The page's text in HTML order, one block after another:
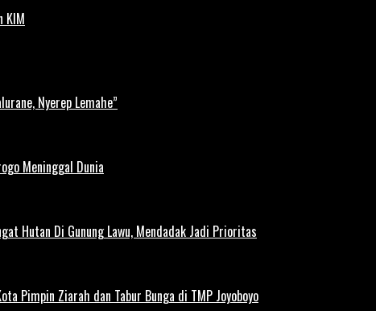
KIM
Nyerep Lemahe”
Meninggal Dunia
Hutan Di Gunung Lawu, Mendadak Jadi Prioritas
Pimpin Ziarah dan Tabur Bunga di TMP Joyoboyo